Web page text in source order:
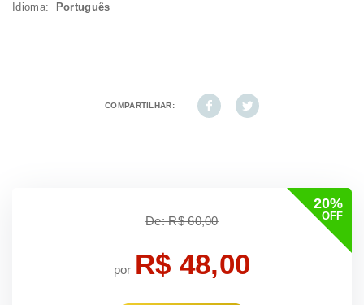
Idioma: Português
COMPARTILHAR:
20%
OFF
De: R$ 60,00
por R$ 48,00